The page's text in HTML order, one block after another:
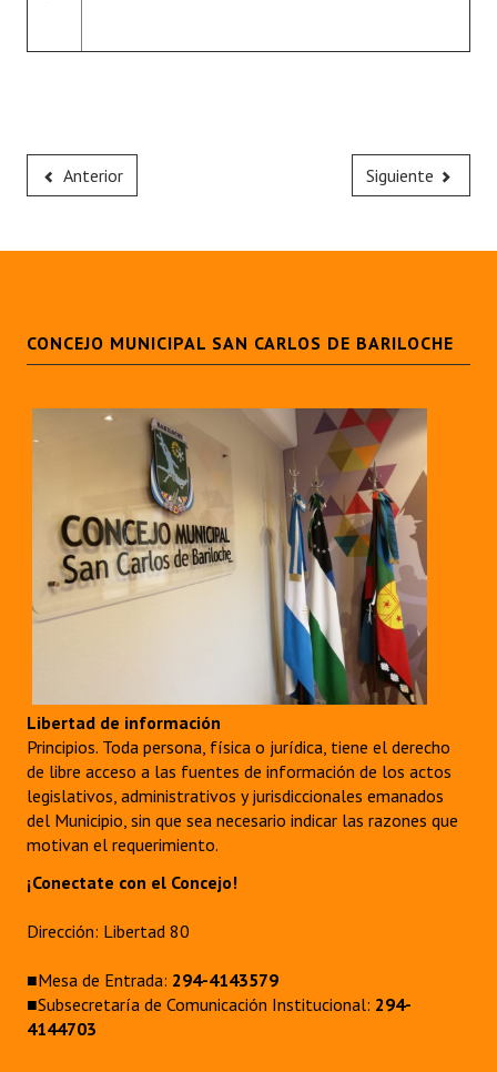
Anterior Siguiente
CONCEJO MUNICIPAL SAN CARLOS DE BARILOCHE
Libertad de información
Principios. Toda persona, física o jurídica, tiene el derecho
de libre acceso a las fuentes de información de los actos
legislativos, administrativos y jurisdiccionales emanados
del Municipio, sin que sea necesario indicar las razones que
motivan el requerimiento.
¡Conectate con el Concejo!
Dirección: Libertad 80
■Mesa de Entrada: 294-4143579
■Subsecretaría de Comunicación Institucional: 294-
4144703